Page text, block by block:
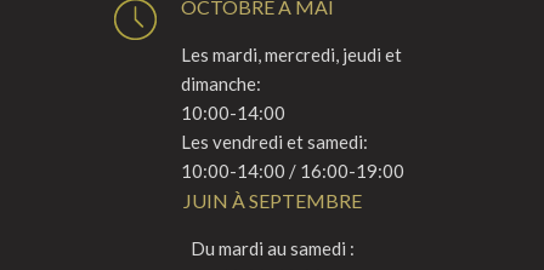
OCTOBRE À MAI
Les mardi, mercredi, jeudi et
dimanche:
10:00-14:00
Les vendredi et samedi:
10:00-14:00 / 16:00-19:00
JUIN À SEPTEMBRE
Du mardi au samedi :